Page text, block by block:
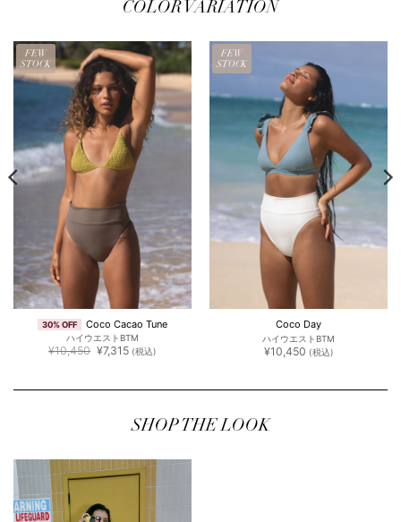
COLOR VARIATION
FEW
STOCK
30% OFF Coco Cacao Tune
ハイウエストBTM
¥10,450 元
は
¥7,315現
在
格
で
(税込)
FEW
STOCK
Coco Day
ハイウエストBTM
¥10,450 (税込)
SHOP THE LOOK